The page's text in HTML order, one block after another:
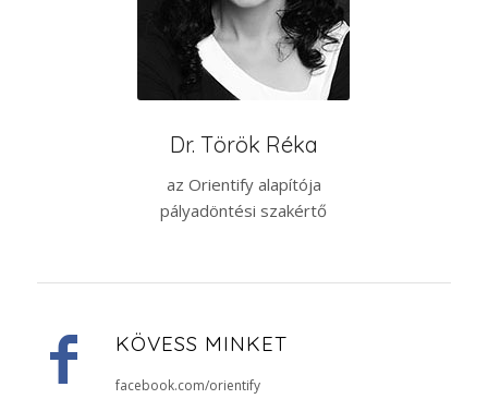
Dr. Török Réka
az Orientify alapítója
pályadöntési szakértő
KÖVESS MINKET
facebook.com/orientify